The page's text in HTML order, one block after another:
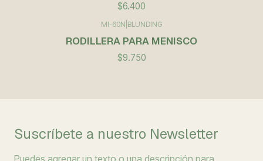
$6.400
MI-60N BLUNDING
RODILLERA PARA MENISCO
$9.750
Suscríbete a nuestro Newsletter
Puedes agregar un texto o una descripción para